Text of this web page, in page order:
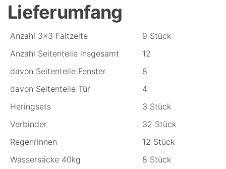
Lieferumfang
Anzahl 3x3 Faltzelte
9 Stück
Anzahl Seitenteile insgesamt
12
davon Seitenteile Fenster
8
davon Seitenteile Tür
4
Heringsets
3 Stück
Verbinder
32 Stück
Regenrinnen
12 Stück
Wassersäcke 40kg
8 Stück